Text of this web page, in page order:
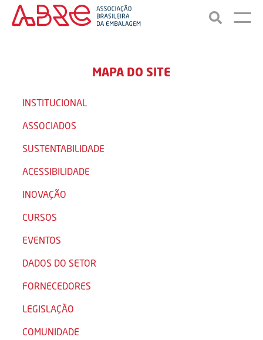
MAPA DO SITE
INSTITUCIONAL
ASSOCIADOS
SUSTENTABILIDADE
ACESSIBILIDADE
INOVAÇÃO
CURSOS
EVENTOS
DADOS DO SETOR
FORNECEDORES
LEGISLAÇÃO
COMUNIDADE